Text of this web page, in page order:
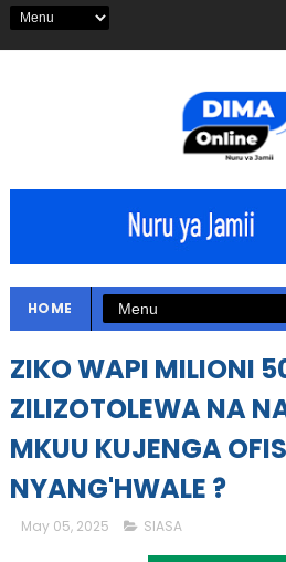
HOME
ZIKO WAPI MILIONI
ZILIZOTOLEWA NA
MKUU KUJENGA
NYANG'HWALE ?
May 05, 2025 SIASA